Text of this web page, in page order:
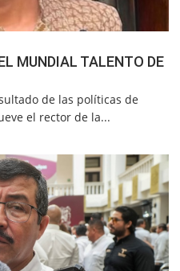
MUNDIAL TALENTO DE
de las políticas de
el rector de la...